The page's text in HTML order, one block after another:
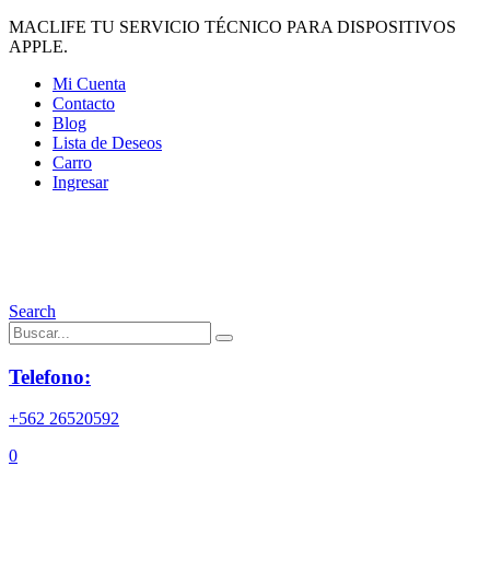
MACLIFE TU SERVICIO TÉCNICO PARA DISPOSITIVOS
APPLE.
Mi Cuenta
Contacto
Blog
Lista de Deseos
Carro
Ingresar
Search
Telefono:
+562 26520592
0